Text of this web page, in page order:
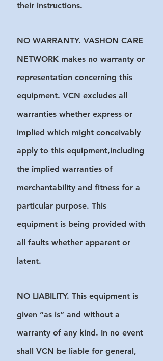
their instructions.
NO WARRANTY. VASHON CARE
NETWORK makes no warranty or
representation concerning this
equipment. VCN excludes all
warranties whether express or
implied which might conceivably
apply to this equipment,including
the implied warranties of
merchantability and fitness for a
particular purpose. This
equipment is being provided with
all faults whether apparent or
latent.
NO LIABILITY. This equipment is
given “as is” and without a
warranty of any kind. In no event
shall VCN be liable for general,